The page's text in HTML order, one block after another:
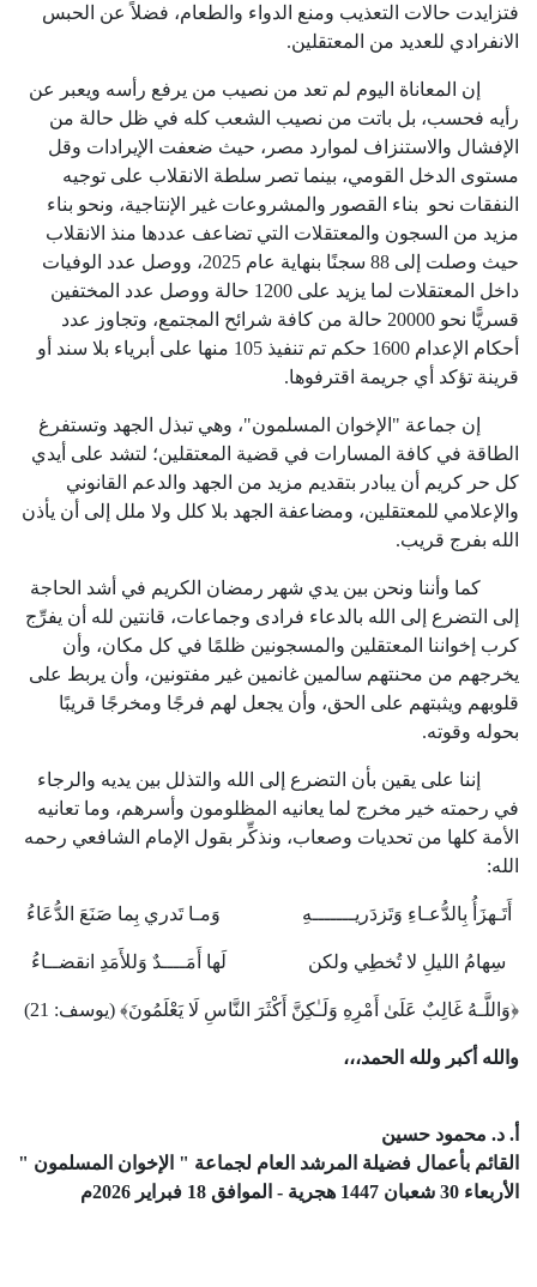
فتزايدت حالات التعذيب ومنع الدواء والطعام، فضلاً عن الحبس
الانفرادي للعديد من المعتقلين.
إن المعاناة اليوم لم تعد من نصيب من يرفع رأسه ويعبر عن
رأيه فحسب، بل باتت من نصيب الشعب كله في ظل حالة من
الإفشال والاستنزاف لموارد مصر، حيث ضعفت الإيرادات وقل
مستوى الدخل القومي، بينما تصر سلطة الانقلاب على توجيه
النفقات نحو بناء القصور والمشروعات غير الإنتاجية، ونحو بناء
مزيد من السجون والمعتقلات التي تضاعف عددها منذ الانقلاب
حيث وصلت إلى 88 سجنًا بنهاية عام 2025، ووصل عدد الوفيات
داخل المعتقلات لما يزيد على 1200 حالة ووصل عدد المختفين
قسريًّا نحو 20000 حالة من كافة شرائح المجتمع، وتجاوز عدد
أحكام الإعدام 1600 حكم تم تنفيذ 105 منها على أبرياء بلا سند أو
قرينة تؤكد أي جريمة اقترفوها.
إن جماعة "الإخوان المسلمون"، وهي تبذل الجهد وتستفرغ
الطاقة في كافة المسارات في قضية المعتقلين؛ لتشد على أيدي
كل حر كريم أن يبادر بتقديم مزيد من الجهد والدعم القانوني
والإعلامي للمعتقلين، ومضاعفة الجهد بلا كلل ولا ملل إلى أن يأذن
الله بفرج قريب.
كما وأننا ونحن بين يدي شهر رمضان الكريم في أشد الحاجة
إلى التضرع إلى الله بالدعاء فرادى وجماعات، قانتين لله أن يفرِّج
كرب إخواننا المعتقلين والمسجونين ظلمًا في كل مكان، وأن
يخرجهم من محنتهم سالمين غانمين غير مفتونين، وأن يربط على
قلوبهم ويثبتهم على الحق، وأن يجعل لهم فرجًا ومخرجًا قريبًا
بحوله وقوته.
إننا على يقين بأن التضرع إلى الله والتذلل بين يديه والرجاء
في رحمته خير مخرج لما يعانيه المظلومون وأسرهم، وما تعانيه
الأمة كلها من تحديات وصعاب، ونذكِّر بقول الإمام الشافعي رحمه
الله:
أَتَـهزَأُ بِالدُّعـاءِ وَتَزدَريـــــــهِ وَمـا تَدري بِما صَنَعَ الدُّعَاءُ
سِهامُ الليلِ لا تُخطِي ولكن لَها أَمَــــدٌ وَللأَمَدِ انقضــاءُ
﴿وَاللَّـهُ غَالِبٌ عَلَىٰ أَمْرِهِ وَلَـٰكِنَّ أَكْثَرَ النَّاسِ لَا يَعْلَمُونَ﴾ (يوسف: 21
)
والله أكبر ولله الحمد،،،
أ. د. محمود حسين
القائم بأعمال فضيلة المرشد العام لجماعة " الإخوان المسلمون "
الأربعاء 30 شعبان 1447 هجرية - الموافق 18 فبراير 2026م